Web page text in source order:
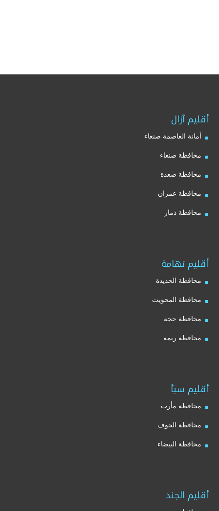
أقليم آزال
أمانة العاصمة صنعاء
محافظة صنعاء
محافظة صعدة
محافظة عمران
محافظة ذمار
أقليم تهامة
محافظة الحديدة
محافظة المحويت
محافظة حجة
محافظة ريمة
أقليم سبأ
محافظة مأرب
محافظة الجوف
محافظة البيضاء
أقليم الجند